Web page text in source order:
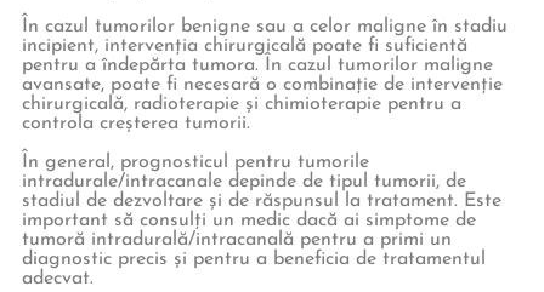
În cazul tumorilor benigne sau a celor maligne în stadiu
incipient, intervenția chirurgicală poate fi suficientă
pentru a îndepărta tumora. În cazul tumorilor maligne
avansate, poate fi necesară o combinație de intervenție
chirurgicală, radioterapie și chimioterapie pentru a
controla creșterea tumorii.
În general, prognosticul pentru tumorile
intradurale/intracanale depinde de tipul tumorii, de
stadiul de dezvoltare și de răspunsul la tratament. Este
important să consulți un medic dacă ai simptome de
tumoră intradurală/intracanală pentru a primi un
diagnostic precis și pentru a beneficia de tratamentul
adecvat.